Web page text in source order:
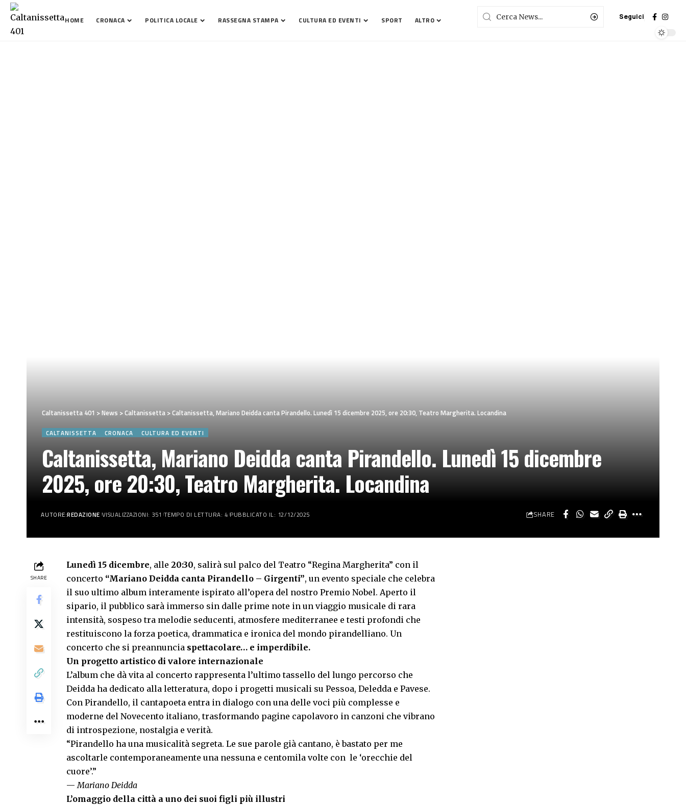
HOME CRONACA POLITICA LOCALE RASSEGNA STAMPA CULTURA ED EVENTI SPORT ALTRO Seguici
Caltanissetta 401 >News >Caltanissetta >Caltanissetta, Mariano Deidda canta Pirandello. Lunedì 15 dicembre 2025, ore 20:30, Teatro Margherita. Locandina
CALTANISSETTA CRONACA CULTURA ED EVENTI
Caltanissetta, Mariano Deidda canta Pirandello. Lunedì 15 dicembre
2025, ore 20:30, Teatro Margherita. Locandina
AUTORE:REDAZIONE VISUALIZZAZIONI: 351 TEMPO DI LETTURA: 4 PUBBLICATO IL: 12/12/2025 SHARE
SHARE
Lunedì 15 dicembre, alle 20:30, salirà sul palco del Teatro “Regina Margherita” con il
concerto “Mariano Deidda canta Pirandello – Girgenti”, un evento speciale che celebra
il suo ultimo album interamente ispirato all’opera del nostro Premio Nobel. Aperto il
sipario, il pubblico sarà immerso sin dalle prime note in un viaggio musicale di rara
intensità, sospeso tra melodie seducenti, atmosfere mediterranee e testi profondi che
restituiscono la forza poetica, drammatica e ironica del mondo pirandelliano. Un
concerto che si preannuncia spettacolare… e imperdibile.
Un progetto artistico di valore internazionale
L’album che dà vita al concerto rappresenta l’ultimo tassello del lungo percorso che
Deidda ha dedicato alla letteratura, dopo i progetti musicali su Pessoa, Deledda e Pavese.
Con Pirandello, il cantapoeta entra in dialogo con una delle voci più complesse e
moderne del Novecento italiano, trasformando pagine capolavoro in canzoni che vibrano
di introspezione, nostalgia e verità.
“Pirandello ha una musicalità segreta. Le sue parole già cantano, è bastato per me
ascoltarle contemporaneamente una nessuna e centomila volte con le ‘orecchie del
cuore’.”
—Mariano Deidda
L’omaggio della città a uno dei suoi figli più illustri